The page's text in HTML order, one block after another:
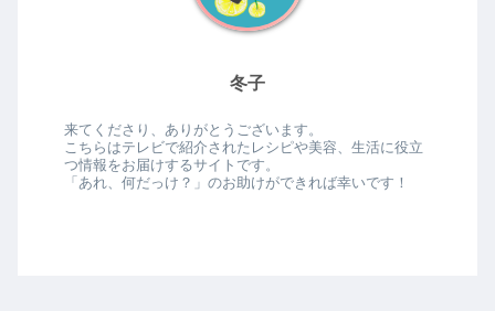
冬子
来てくださり、ありがとうございます。
こちらはテレビで紹介されたレシピや美容、生活に役立
つ情報をお届けするサイトです。
「あれ、何だっけ？」のお助けができれば幸いです！